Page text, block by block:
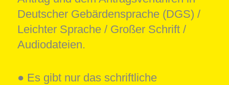
Deutscher Gebärdensprache (DGS) /
Leichter Sprache / Großer Schrift /
Audiodateien.
● Es gibt nur das schriftliche